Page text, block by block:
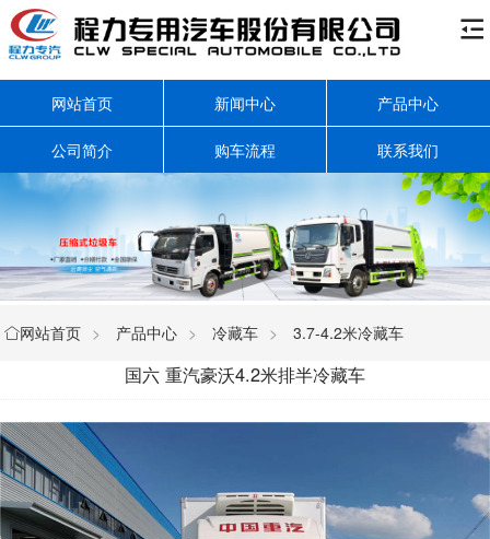

网站首页 新闻中心 产品中心
公司简介 购车流程 联系我们
网站首页 > 产品中心 > 冷藏车 > 3.7-4.2米冷藏车
国六 重汽豪沃4.2米排半冷藏车